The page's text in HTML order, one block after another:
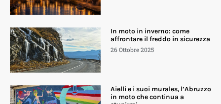
In moto in inverno: come
affrontare il freddo in sicurezza
26 Ottobre 2025
Aielli e i suoi murales, l’Abruzzo
in moto che continua a